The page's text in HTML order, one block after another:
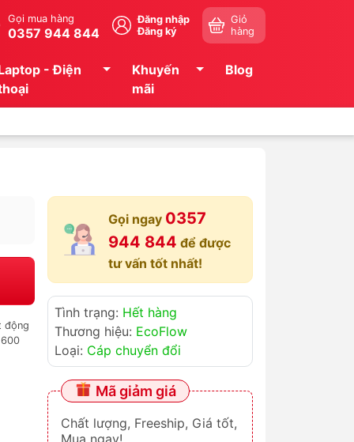
Gọi mua hàng
0357 944 844
Đăng nhập
Đăng ký
Giỏ
hàng
- Điện
Khuyến
mãi
Blog
động
Gọi ngay 0357
944 844 để được
tư vấn tốt nhất!
Tình trạng: Hết hàng
Thương hiệu: EcoFlow
Loại: Cáp chuyển đổi
Mã giảm giá
Chất lượng, Freeship, Giá tốt,
Mua ngay!